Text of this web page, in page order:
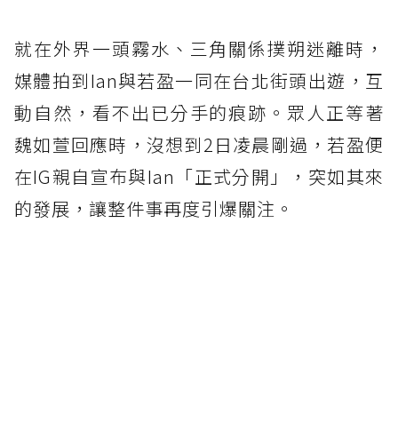
就在外界一頭霧水、三角關係撲朔迷離時，
媒體拍到Ian與若盈一同在台北街頭出遊，互
動自然，看不出已分手的痕跡。眾人正等著
魏如萱回應時，沒想到2日凌晨剛過，若盈便
在IG親自宣布與Ian「正式分開」，突如其來
的發展，讓整件事再度引爆關注。